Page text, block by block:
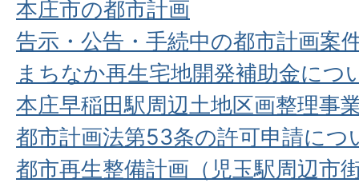
本庄市の都市計画
告示・公告・手続中の都市計画案
まちなか再生宅地開発補助金につ
本庄早稲田駅周辺土地区画整理事
都市計画法第53条の許可申請につ
都市再生整備計画（児玉駅周辺市